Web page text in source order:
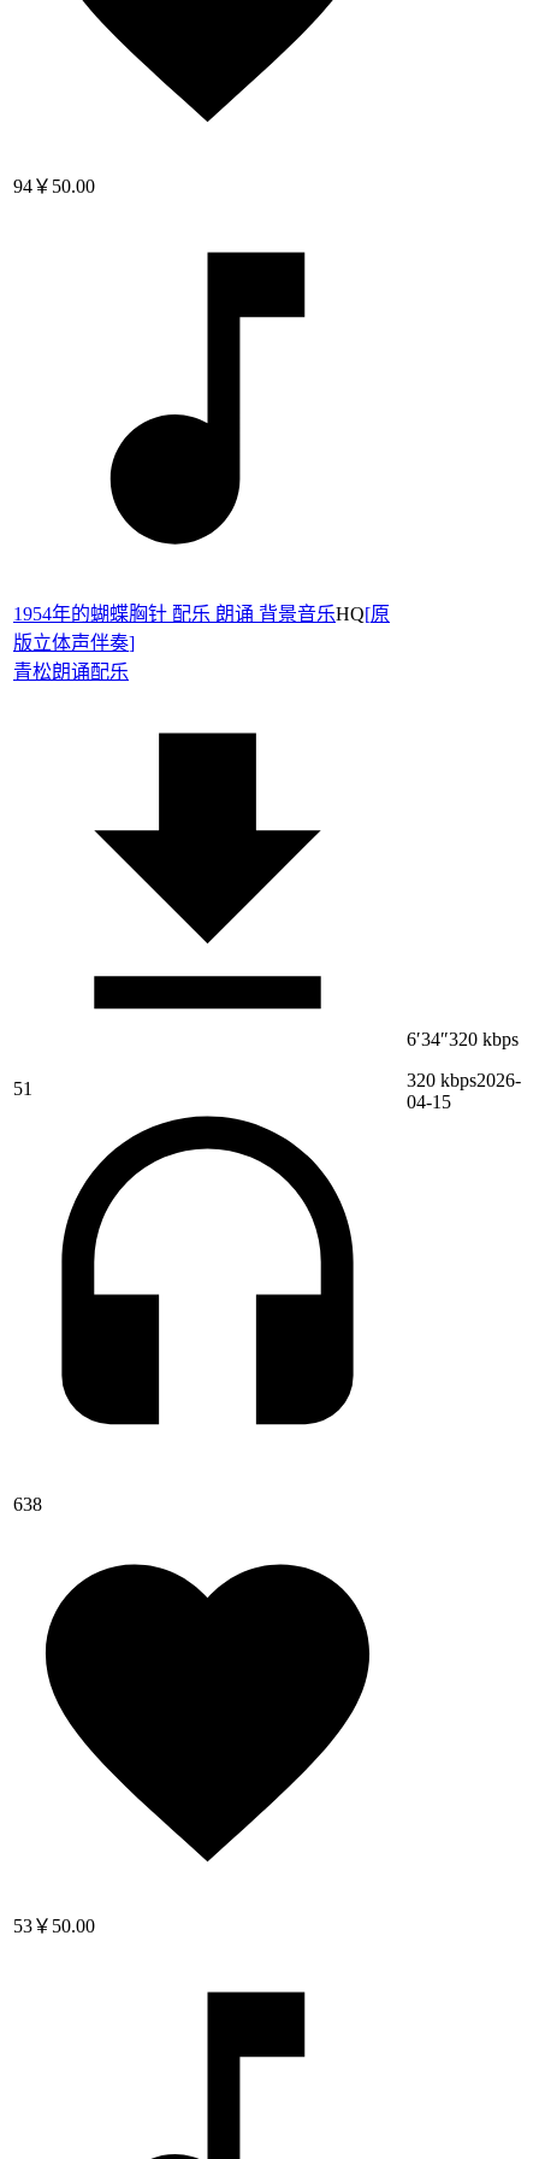
94￥50.00
1954年的蝴蝶胸针 配乐 朗诵 背景音乐HQ[原
版立体声伴奏]
青松朗诵配乐
51
638
53￥50.00
6′34″320 kbps
320 kbps2026-
04-15